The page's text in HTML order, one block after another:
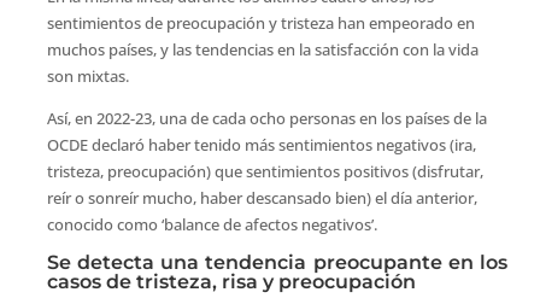
sentimientos de preocupación y tristeza han empeorado en
muchos países, y las tendencias en la satisfacción con la vida
son mixtas.
Así, en 2022-23, una de cada ocho personas en los países de la
OCDE declaró haber tenido más sentimientos negativos (ira,
tristeza, preocupación) que sentimientos positivos (disfrutar,
reír o sonreír mucho, haber descansado bien) el día anterior,
conocido como ‘balance de afectos negativos’.
Se detecta una tendencia preocupante en los
casos de tristeza, risa y preocupación